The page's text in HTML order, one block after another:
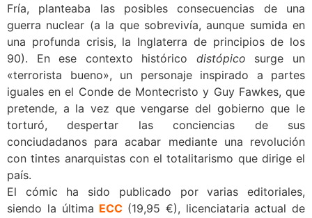
Fría, planteaba las posibles consecuencias de una
guerra nuclear (a la que sobrevivía, aunque sumida en
una profunda crisis, la Inglaterra de principios de los
90). En ese contexto histórico distópico surge un
«terrorista bueno», un personaje inspirado a partes
iguales en el Conde de Montecristo y Guy Fawkes, que
pretende, a la vez que vengarse del gobierno que le
torturó, despertar las conciencias de sus
conciudadanos para acabar mediante una revolución
con tintes anarquistas con el totalitarismo que dirige el
país.
El cómic ha sido publicado por varias editoriales,
siendo la última ECC (19,95 €), licenciataria actual de